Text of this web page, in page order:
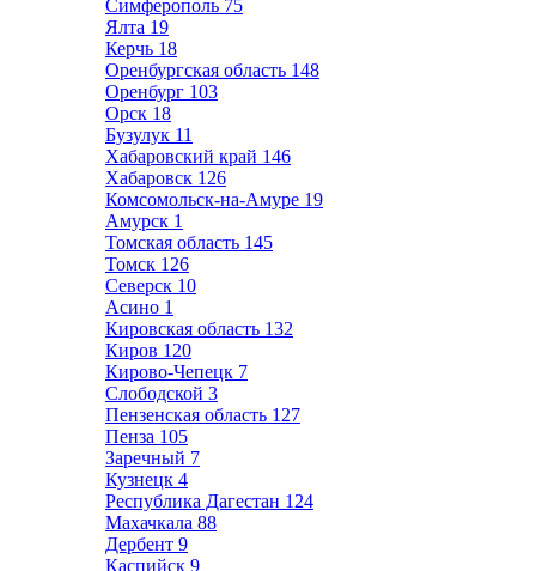
Симферополь 75
Ялта 19
Керчь 18
Оренбургская область 148
Оренбург 103
Орск 18
Бузулук 11
Хабаровский край 146
Хабаровск 126
Комсомольск-на-Амуре 19
Амурск 1
Томская область 145
Томск 126
Северск 10
Асино 1
Кировская область 132
Киров 120
Кирово-Чепецк 7
Слободской 3
Пензенская область 127
Пенза 105
Заречный 7
Кузнецк 4
Республика Дагестан 124
Махачкала 88
Дербент 9
Каспийск 9